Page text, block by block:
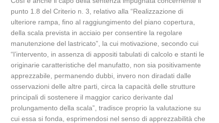
punto 1.8 del Criterio n. 3, relativo alla “Realizzazione di
ulteriore rampa, fino al raggiungimento del piano copertura,
della scala prevista in acciaio per consentire la regolare
manutenzione del lastricato”, la cui motivazione, secondo cui
“l’intervento, in assenza di appositi tabulati di calcolo e stanti le
originarie caratteristiche del manufatto, non sia positivamente
apprezzabile, permanendo dubbi, invero non diradati dalle
osservazioni delle altre parti, circa la capacità delle strutture
principali di sostenere il maggior carico derivante dal
prolungamento della scala”, tradisce proprio la valutazione su
cui essa si fonda, esprimendosi nel senso di apprezzabilità che